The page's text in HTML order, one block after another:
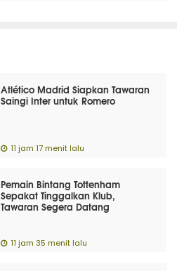
Atlético Madrid Siapkan Tawaran
Saingi Inter untuk Romero
11 jam 17 menit lalu
Pemain Bintang Tottenham
Sepakat Tinggalkan Klub,
Tawaran Segera Datang
11 jam 35 menit lalu